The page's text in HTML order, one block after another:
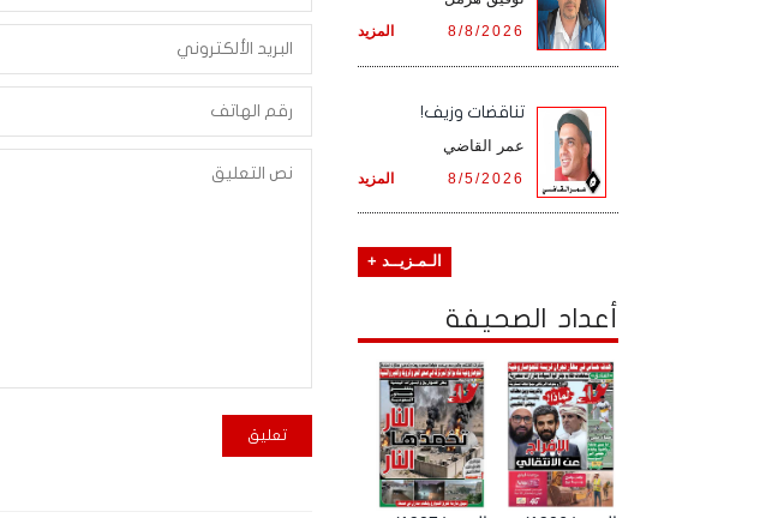
المزيد 8/8/2026
تناقضات وزيف!
عمر القاضي
المزيد 8/5/2026
الـمـزيــد +
أعداد الصحيفة